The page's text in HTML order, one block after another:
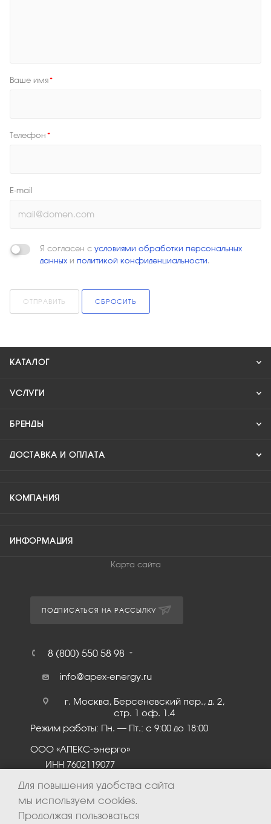
Ваше имя*
Телефон *
E-mail
Я согласен с условиями обработки персональных
данных и политикой конфиденциальности.
ОТПРАВИТЬ СБРОСИТЬ
КАТАЛОГ
УСЛУГИ
БРЕНДЫ
ДОСТАВКА И ОПЛАТА
КОМПАНИЯ
ИНФОРМАЦИЯ
Карта сайта
ПОДПИСАТЬСЯ НА РАССЫЛКУ
8 (800) 550 58 98
info@apex-energy.ru
г. Москва, Берсеневский пер., д. 2,
стр. 1 оф. 1.4
Режим работы: Пн. – Пт.: с 9:00 до 18:00
ООО «АПЕКС-энерго»
ИНН 7602119077
Для повышения удобства сайта
мы используем cookies.
Продолжая пользоваться